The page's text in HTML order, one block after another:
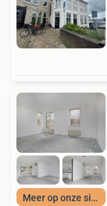
Meer op onze site